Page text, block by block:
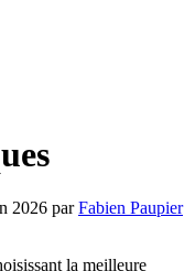
2026 parFabien Paupier
la meilleure